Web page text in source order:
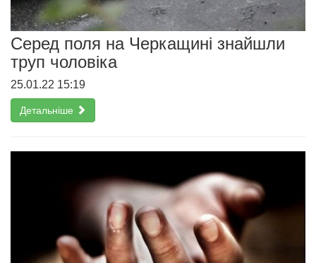
Серед поля на Черкащині знайшли
труп чоловіка
25.01.22 15:19
Детальніше